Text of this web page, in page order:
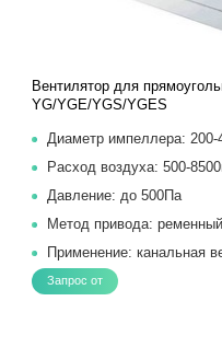
Вентилятор для
YG/YGE/YGS/YGES
Диаметр импеллера: 200-
Расход воздуха: 500-
Давление: до 500Па
Метод привода:
Применение: канальная
Запрос от